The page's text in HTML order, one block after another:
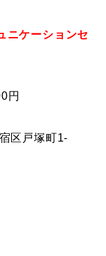
ニケーションセ
円
区戸塚町1-